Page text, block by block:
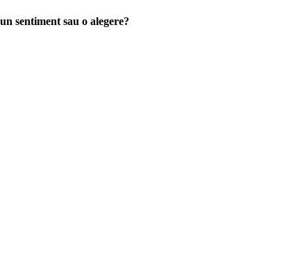
sentiment sau o alegere?